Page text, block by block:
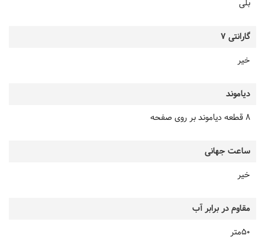
بلی
گارانتی 7
خیر
دیاموند
8 قطعه دیاموند بر روی صفحه
ساعت جهانی
خیر
مقاوم در برابر آب
50متر